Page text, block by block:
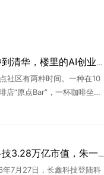
五分钟到清华，楼里的AI创业众生相
社区有两种时间。一种在10
店“原点Bar”，一杯咖啡坐一
长鑫科技3.28万亿市值，朱一明376亿全分给员工
7月27日，长鑫科技登陆科